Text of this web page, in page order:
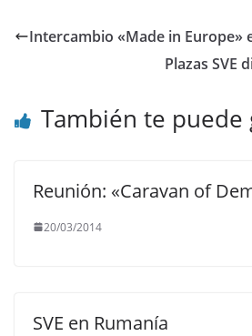
Intercambio «Made in Europe»
Plazas SVE
También te puede
Reunión: «Caravan of
20/03/2014
SVE en Rumanía